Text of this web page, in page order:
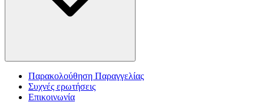
Παρακολούθηση Παραγγελίας
Συχνές ερωτήσεις
Επικοινωνία